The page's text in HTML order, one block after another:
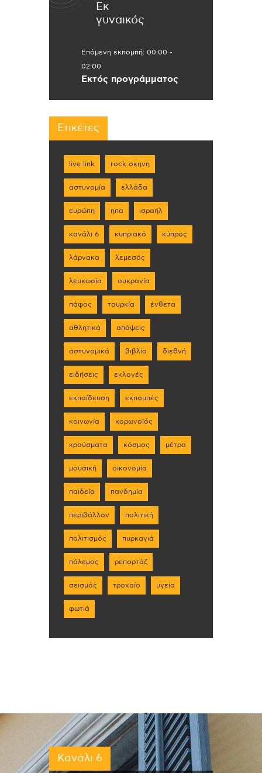
Εκ
γυναικός
Επόμενη εκπομπή: 00:00 -
02:00
Εκτός προγράμματος
Ετικέτες
live link rock σκηνη
αστυνομία ελλάδα
ευρώπη ηπα ισραήλ
κανάλι 6 κυπριακό κύπρος
λάρνακα λεμεσός
λευκωσία ουκρανία
πάφος τουρκία ένθετα
αθλητικά απόψεις
αστυνομικά βιβλίο διεθνή
ειδήσεις εκλογές
εκπαίδευση εκπομπές
κοινωνία κορωνοϊός
κρούσματα κόσμος μέτρα
μουσική οικονομία
παιδεία πανδημία
περιβάλλον πολιτική
πολιτισμός πυρκαγιά
πόλεμος ρεπορτάζ
σεισμός τροχαίο υγεία
φωτιά
Κανάλι 6